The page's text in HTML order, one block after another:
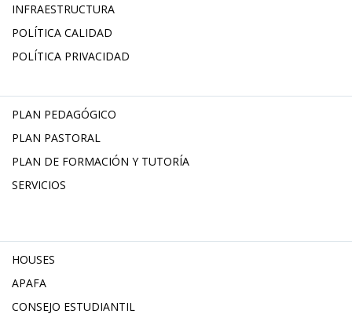
INFRAESTRUCTURA
POLÍTICA CALIDAD
POLÍTICA PRIVACIDAD
PLAN PEDAGÓGICO
PLAN PASTORAL
PLAN DE FORMACIÓN Y TUTORÍA
SERVICIOS
HOUSES
APAFA
CONSEJO ESTUDIANTIL